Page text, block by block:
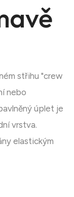
střihu "crew
nebo
úplet je
vrstva.
elastickým